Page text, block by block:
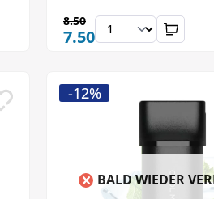
7.50
8.50
BALD WIEDER
-12%